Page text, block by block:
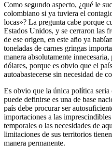
Como segundo aspecto, ¿qué le
colombiano si ya tuviera el
locas»? La pregunta cabe porque
Estados Unidos, y se cerraron las
de ese origen, en este año ya
toneladas de carnes gringas
manera absolutamente
dólares, porque es obvio que el
autoabastecerse sin necesidad de
Es obvio que la única política
puede definirse es una de base
país debe procurar ser
importaciones a las
temporales o las necesidades de
limitaciones de sus territorios
manera permanente.